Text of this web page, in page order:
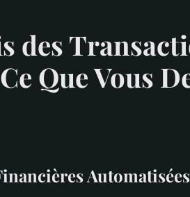
des
Que Vous
Automatisées